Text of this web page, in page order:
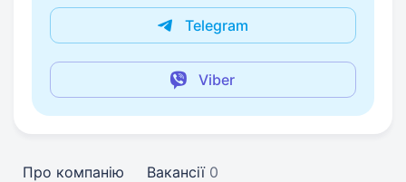
Telegram
Viber
Про компанію Вакансії 0